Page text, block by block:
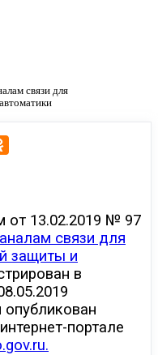
связи для
от 13.02.2019 № 97
связи для
защиты и
в
портале